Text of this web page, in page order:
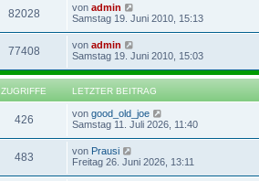
82028 von admin
Samstag 19. Juni 2010, 15:13
77408 von admin
Samstag 19. Juni 2010, 15:03
ZUGRIFFE LETZTER BEITRAG
426 von good_old_joe
Samstag 11. Juli 2026, 11:40
483 von Prausi
Freitag 26. Juni 2026, 13:11